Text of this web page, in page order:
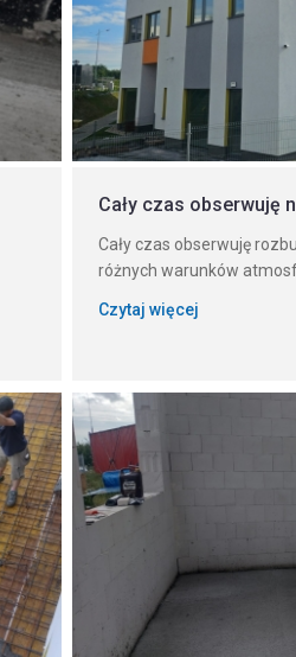
Cały czas obserwuję
Cały czas obserwuję
różnych warunków
Czytaj więcej